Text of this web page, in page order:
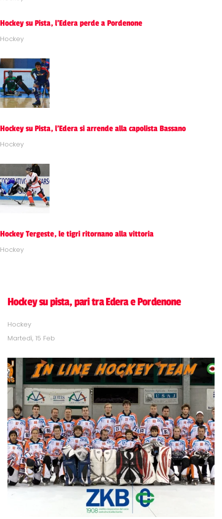
Hockey su Pista, l'Edera perde a Pordenone
Hockey
Hockey su Pista, l'Edera si arrende alla capolista Bassano
Hockey
Hockey Tergeste, le tigri ritornano alla vittoria
Hockey
Hockey su pista, pari tra Edera e Pordenone
Hockey
Martedì, 15 Feb